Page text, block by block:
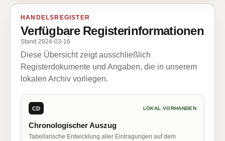
HANDELSREGISTER
Verfügbare Registerinformationen
Stand 2024-03-16
Diese Übersicht zeigt ausschließlich
Registerdokumente und Angaben, die in unserem
lokalen Archiv vorliegen.
CD LOKAL VORHANDEN
Chronologischer Auszug
Tabellarische Entwicklung aller Eintragungen auf dem